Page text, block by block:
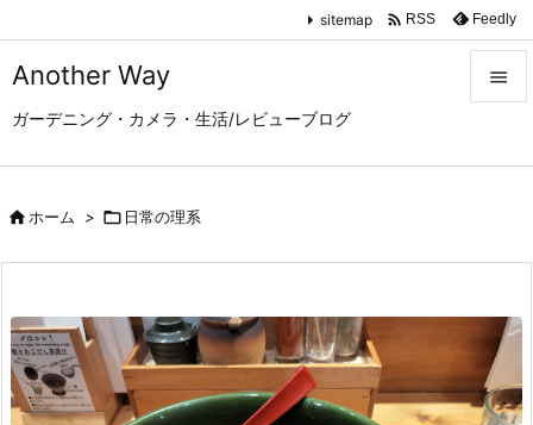
Another Way
ガーデニング・カメラ・生活/レビューブログ


次へ

検索
sitemap  RSS Feedly
ホーム >  日常の理系